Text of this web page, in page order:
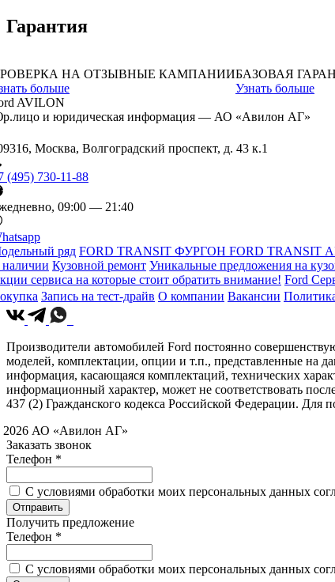
Гарантия
НА ОТЗЫВНЫЕ КАМПАНИИ
больше
БАЗОВАЯ
Узнать больше
AVILON
и юридическая информация — АО «Авилон АГ»
Москва, Волгоградский проспект, д. 43 к.1
(495) 730-11-88
09:00 — 21:40
ряд FORD TRANSIT ФУРГОН FORD TRANSIT
Кузовной ремонт Уникальные предложения на
сервиса на которые стоит обратить внимание! Ford
Запись на тест-драйв О компании Вакансии
Производители автомобилей Ford постоянно
моделей, комплектации, опции и т.п., представленные на
информация, касающаяся комплектаций, технических
информационный характер, может не соответствовать
437 (2) Гражданского кодекса Российской Федерации.
АО «Авилон АГ»
Заказать звонок
Телефон *
C условиями обработки моих персональных данных
Получить предложение
Телефон *
C условиями обработки моих персональных данных